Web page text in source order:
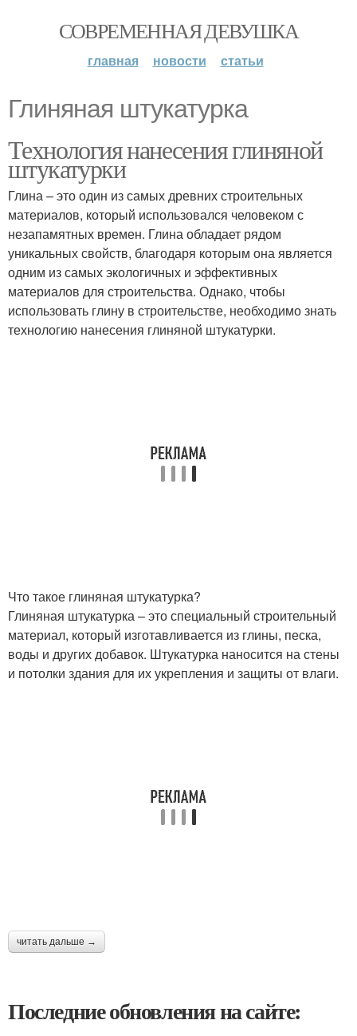
СОВРЕМЕННАЯ ДЕВУШКА
главная новости статьи
Глиняная штукатурка
Технология нанесения глиняной
штукатурки
Глина – это один из самых древних строительных
материалов, который использовался человеком с
незапамятных времен. Глина обладает рядом
уникальных свойств, благодаря которым она является
одним из самых экологичных и эффективных
материалов для строительства. Однако, чтобы
использовать глину в строительстве, необходимо знать
технологию нанесения глиняной штукатурки.
Что такое глиняная штукатурка?
Глиняная штукатурка – это специальный строительный
материал, который изготавливается из глины, песка,
воды и других добавок. Штукатурка наносится на стены
и потолки здания для их укрепления и защиты от влаги.
читать дальше →
Последние обновления на сайте: